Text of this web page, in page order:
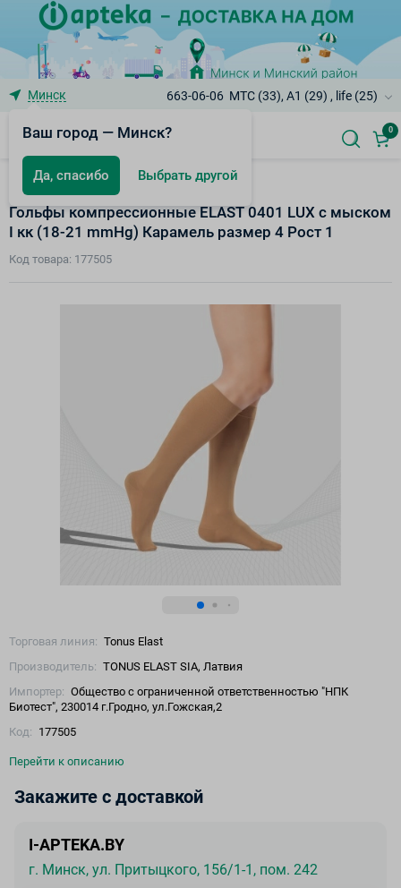
Минск
Ваш город — Минск?
Да, спасибо Выбрать другой
663-06-06 МТС (33), A1 (29) , life (25)
0
Компрессионные изделия
Гольфы компрессионные ELAST 0401 LUX с мыском
I кк (18-21 mmHg) Карамель размер 4 Рост 1
Код товара: 177505
Торговая линия: Tonus Elast
Производитель: TONUS ELAST SIA, Латвия
Импортер: Общество с ограниченной ответственностью "НПК
Биотест", 230014 г.Гродно, ул.Гожская,2
Код: 177505
Перейти к описанию
Закажите с доставкой
I-APTEKA.BY
г. Минск, ул. Притыцкого, 156/1-1, пом. 242